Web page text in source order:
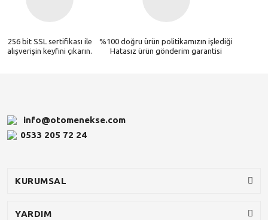
256 bit SSL sertifikası ile
alışverişin keyfini çıkarın.
%100 doğru ürün politikamızın işlediği
Hatasız ürün gönderim garantisi
info@otomenekse.com
0533 205 72 24
KURUMSAL
YARDIM